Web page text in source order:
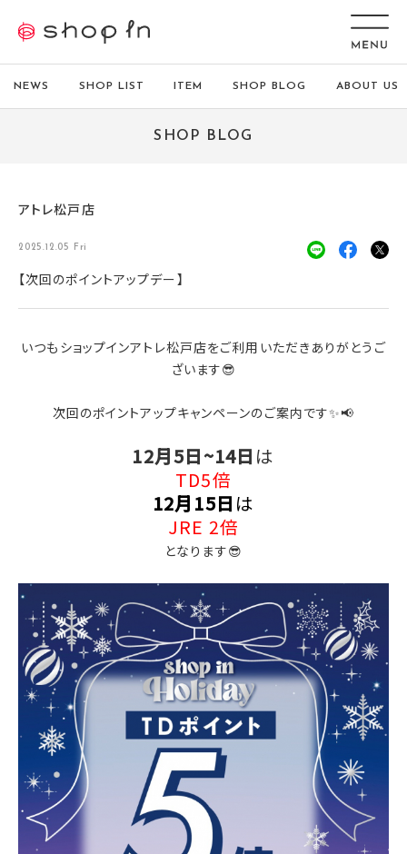
NEWS SHOP LIST ITEM SHOP BLOG ABOUT US
SHOP BLOG
アトレ松戸店
2025.12.05 Fri
【次回のポイントアップデー】
いつもショップインアトレ松戸店をご利用いただきありがとうご
ざいます😎
次回のポイントアップキャンペーンのご案内です✨📢
12月5日~14日 は
TD5倍
12月15日 は
JRE 2倍
となります😎